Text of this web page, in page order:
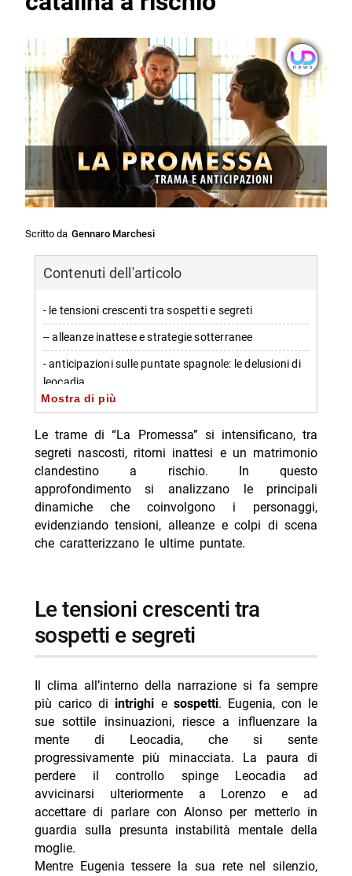
Scritto da Gennaro Marchesi
Contenuti dell'articolo
- le tensioni crescenti tra sospetti e segreti
-- alleanze inattese e strategie sotterranee
- anticipazioni sulle puntate spagnole: le delusioni di
leocadia
-- il piano dei protagonisti al casinò
-- Scopri di più da Jump the shark
-- RispondiAnnulla risposta
- Tutto per la mia famiglia trama 8 agosto 2026
Canale 5
- My Sweet Lie anticipazioni 10-14 agosto 2026
- Cash or Trash oggi Nove 8 agosto puntata
- Ritorno al futuro stasera Italia 1 8 agosto trama
Mostra di più
Le trame di “La Promessa” si intensificano, tra
segreti nascosti, ritorni inattesi e un matrimonio
clandestino a rischio. In questo
approfondimento si analizzano le principali
dinamiche che coinvolgono i personaggi,
evidenziando tensioni, alleanze e colpi di scena
che caratterizzano le ultime puntate.
le tensioni crescenti tra
sospetti e segreti
Il clima all’interno della narrazione si fa sempre
più carico di intrighi e sospetti. Eugenia, con le
sue sottile insinuazioni, riesce a influenzare la
mente di Leocadia, che si sente
progressivamente più minacciata. La paura di
perdere il controllo spinge Leocadia ad
avvicinarsi ulteriormente a Lorenzo e ad
accettare di parlare con Alonso per metterlo in
guardia sulla presunta instabilità mentale della
moglie.
Mentre Eugenia tessere la sua rete nel silenzio,